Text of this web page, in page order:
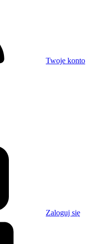
Twoje konto
Zaloguj się